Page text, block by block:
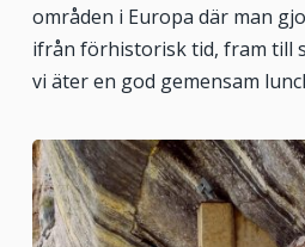
områden i Europa där man
ifrån förhistorisk tid, fram till
vi äter en god gemensam